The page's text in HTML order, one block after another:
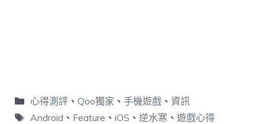
心得測評、 Qoo獨家 、 手機遊戲、 資訊
Android 、 Feature 、 iOS 、 逆水寒 、 遊戲心得